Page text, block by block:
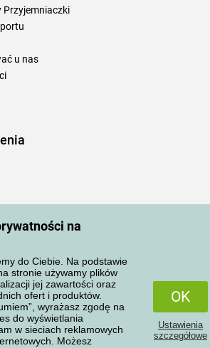
na
do Ciebie. Na podstawie
stronie używamy plików
jej zawartości oraz
ofert i produktów.
wyrażasz zgodę na
do wyświetlania
w sieciach reklamowych
Możesz
OK
Ustawienia
szczegółowe
Przyjemniaczki
u nas